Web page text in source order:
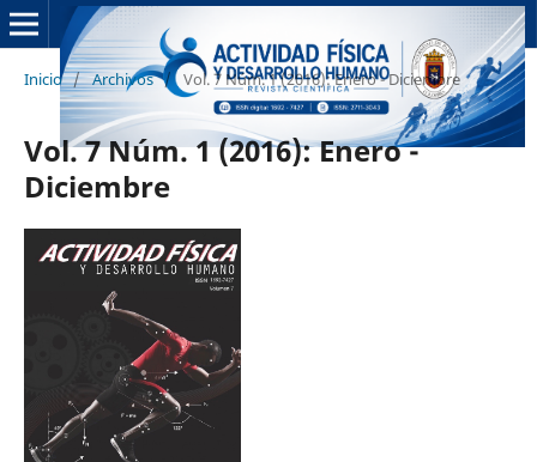
Inicio / Archivos / Vol. 7 Núm. 1 (2016): Enero - Diciembre
Vol. 7 Núm. 1 (2016): Enero -
Diciembre